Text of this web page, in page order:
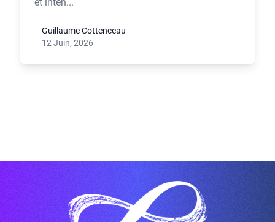
Guillaume Cottenceau
12 Juin, 2026